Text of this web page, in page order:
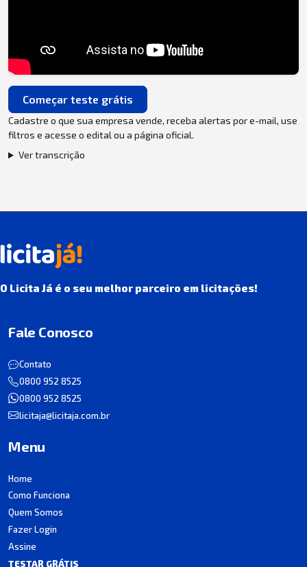
Começar teste grátis
Cadastre o que sua empresa vende, receba alertas por e-mail, use
filtros e acesse o edital ou a página oficial.
Ver transcrição
O Licita Já é o seu melhor parceiro em licitações!
Fale Conosco
Contato
0800 952 8525
0800 952 8525
licitaja@licitaja.com.br
Menu
Home
Como Funciona
Quem Somos
Fazer Login
Assine
TESTAR GRÁTIS